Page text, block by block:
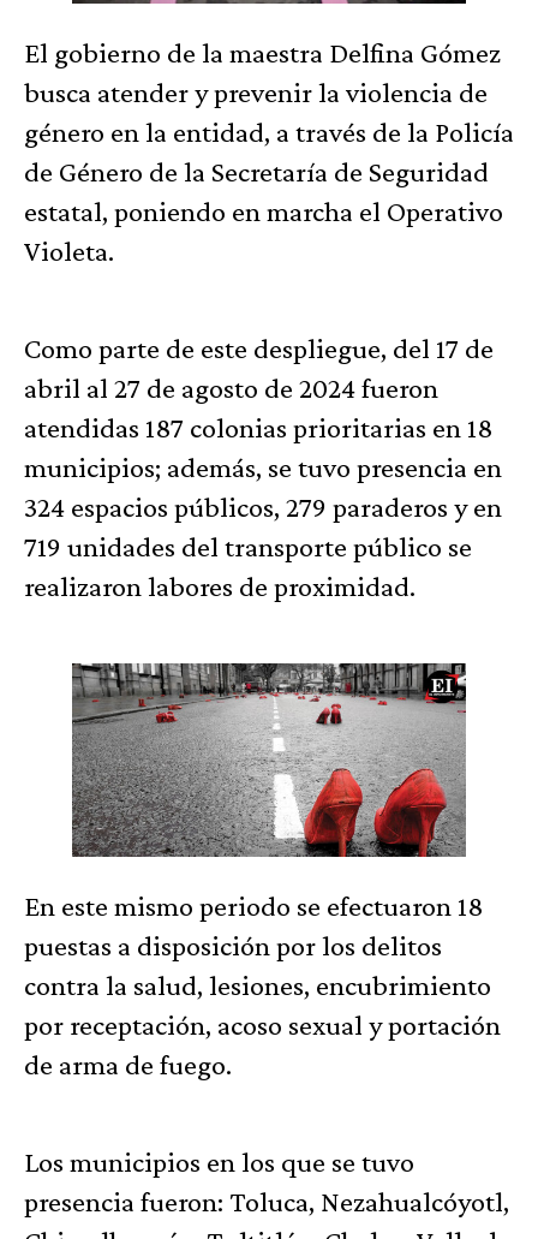
El gobierno de la maestra Delfina Gómez
busca atender y prevenir la violencia de
género en la entidad, a través de la Policía
de Género de la Secretaría de Seguridad
estatal, poniendo en marcha el Operativo
Violeta.
Como parte de este despliegue, del 17 de
abril al 27 de agosto de 2024 fueron
atendidas 187 colonias prioritarias en 18
municipios; además, se tuvo presencia en
324 espacios públicos, 279 paraderos y en
719 unidades del transporte público se
realizaron labores de proximidad.
En este mismo periodo se efectuaron 18
puestas a disposición por los delitos
contra la salud, lesiones, encubrimiento
por receptación, acoso sexual y portación
de arma de fuego.
Los municipios en los que se tuvo
presencia fueron: Toluca, Nezahualcóyotl,